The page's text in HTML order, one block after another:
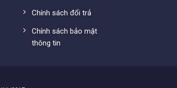
Chính sách đổi trả
Chính sách bảo mật
thông tin